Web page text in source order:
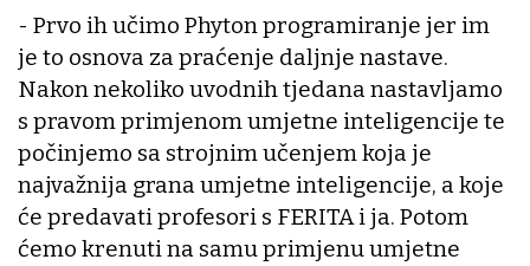
- Prvo ih učimo Phyton programiranje jer im
je to osnova za praćenje daljnje nastave.
Nakon nekoliko uvodnih tjedana nastavljamo
s pravom primjenom umjetne inteligencije te
počinjemo sa strojnim učenjem koja je
najvažnija grana umjetne inteligencije, a koje
će predavati profesori s FERITA i ja. Potom
ćemo krenuti na samu primjenu umjetne